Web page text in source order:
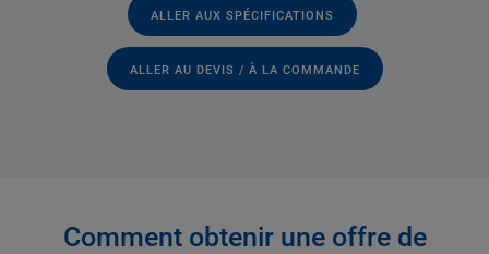
ALLER AUX SPÉCIFICATIONS
ALLER AU DEVIS / À LA COMMANDE
Comment obtenir une offre de